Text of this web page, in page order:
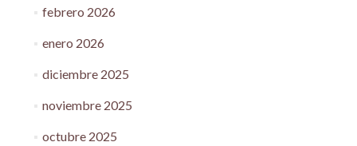
febrero 2026
enero 2026
diciembre 2025
noviembre 2025
octubre 2025